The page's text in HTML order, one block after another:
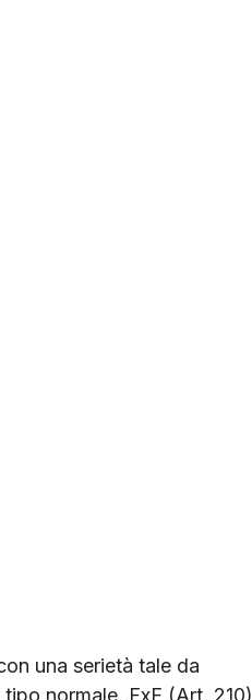
una serietà tale da
normale, FxF (Art. 210)